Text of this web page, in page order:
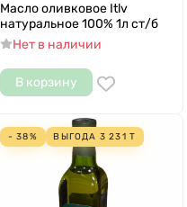
Масло оливковое Itlv
натуральное 100% 1л ст/б
Нет в наличии
В корзину
- 38% ВЫГОДА 3 231 Т